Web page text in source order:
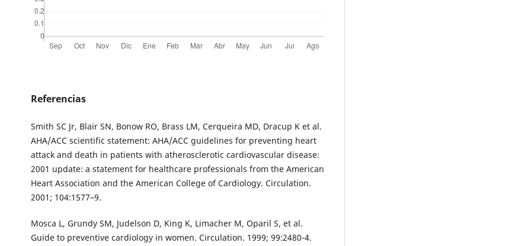
Referencias
Smith SC Jr, Blair SN, Bonow RO, Brass LM, Cerqueira MD, Dracup K et al.
AHA/ACC scientific statement: AHA/ACC guidelines for preventing heart
attack and death in patients with atherosclerotic cardiovascular disease:
2001 update: a statement for healthcare professionals from the American
Heart Association and the American College of Cardiology. Circulation.
2001; 104:1577–9.
Mosca L, Grundy SM, Judelson D, King K, Limacher M, Oparil S, et al.
Guide to preventive cardiology in women. Circulation. 1999; 99:2480-4.